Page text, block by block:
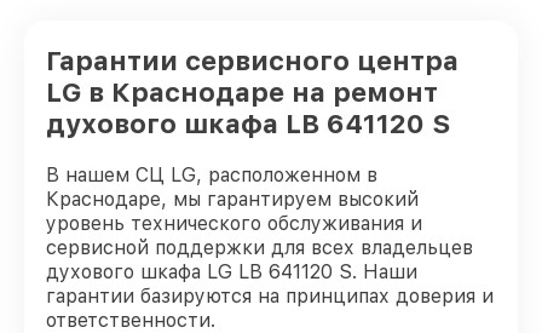
Гарантии сервисного центра
LG в Краснодаре на ремонт
духового шкафа LB 641120 S
В нашем СЦ LG, расположенном в
Краснодаре, мы гарантируем высокий
уровень технического обслуживания и
сервисной поддержки для всех владельцев
духового шкафа LG LB 641120 S. Наши
гарантии базируются на принципах доверия и
ответственности.